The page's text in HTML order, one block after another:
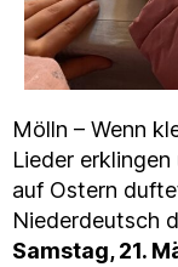
Mölln – Wenn
Lieder
auf Ostern
Niederdeutsch
Samstag, 21.